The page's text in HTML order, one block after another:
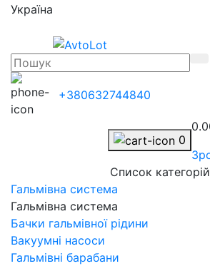
Українa
+380632744840
0
Список категорій
Гальмівна система
Гальмівна система
Бачки гальмівної рідини
Вакуумні насоси
Гальмівні барабани